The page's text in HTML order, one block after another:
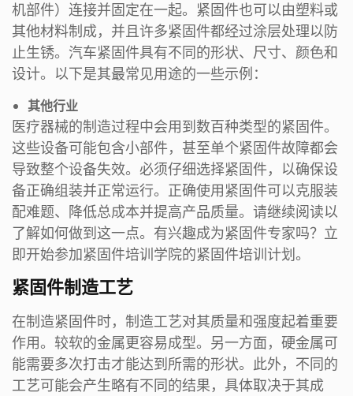
机部件）连接并固定在一起。紧固件也可以由塑料或
其他材料制成，并且许多紧固件都经过涂层处理以防
止生锈。汽车紧固件具有不同的形状、尺寸、颜色和
设计。以下是其最常见用途的一些示例：
其他行业
医疗器械的制造过程中会用到数百种类型的紧固件。
这些设备可能包含小部件，甚至单个紧固件故障都会
导致整个设备失效。必须仔细选择紧固件，以确保设
备正确组装并正常运行。正确使用紧固件可以克服装
配难题、降低总成本并提高产品质量。请继续阅读以
了解如何做到这一点。有兴趣成为紧固件专家吗？立
即开始参加紧固件培训学院的紧固件培训计划。
紧固件制造工艺
在制造紧固件时，制造工艺对其质量和强度起着重要
作用。较软的金属更容易成型。另一方面，硬金属可
能需要多次打击才能达到所需的形状。此外，不同的
工艺可能会产生略有不同的结果，具体取决于其成